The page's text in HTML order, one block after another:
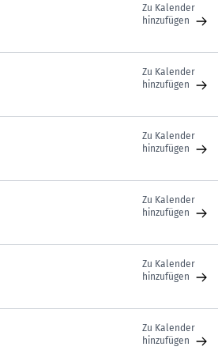
Zu Kalender
hinzufügen
Zu Kalender
hinzufügen
Zu Kalender
hinzufügen
Zu Kalender
hinzufügen
Zu Kalender
hinzufügen
Zu Kalender
hinzufügen